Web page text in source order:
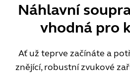
Náhlavní
vhodná pro
Ať už teprve začínáte a
znějící, robustní zvukové